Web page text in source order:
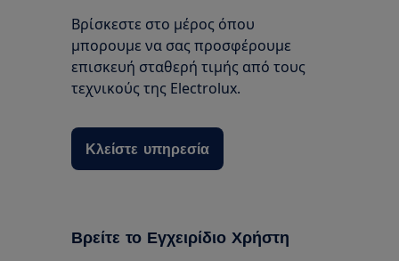
Βρίσκεστε στο μέρος όπου
μπορουμε να σας προσφέρουμε
επισκευή σταθερή τιμής από τους
τεχνικούς της Electrolux.
Κλείστε υπηρεσία
Βρείτε το Εγχειρίδιο Χρήστη